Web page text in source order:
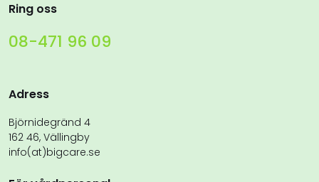
Ring oss
08-471 96 09
Adress
Björnidegränd 4
162 46, Vällingby
info(at)bigcare.se